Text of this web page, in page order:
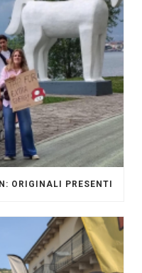
ORIGINALI PRESENTI